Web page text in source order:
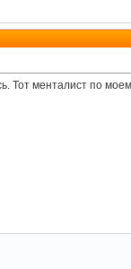
Тот менталист по